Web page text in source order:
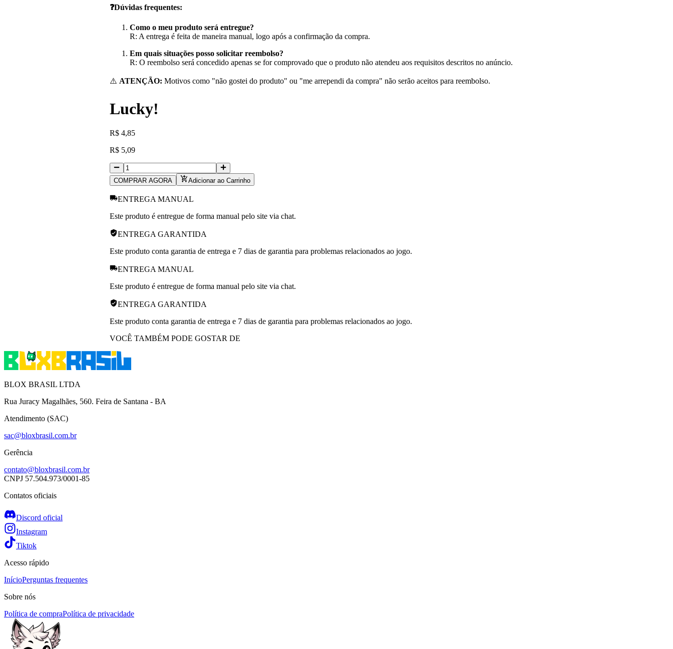
❓Dúvidas frequentes:
Como o meu produto será entregue?
R: A entrega é feita de maneira manual, logo após a confirmação da compra.
Em quais situações posso solicitar reembolso?
R: O reembolso será concedido apenas se for comprovado que o produto não atendeu aos requisitos descritos no anúncio.
⚠️ ATENÇÃO: Motivos como "não gostei do produto" ou "me arrependi da compra" não serão aceitos para reembolso.
Lucky!
R$ 4,85
R$ 5,09
COMPRAR AGORA Adicionar ao Carrinho
ENTREGA MANUAL
Este produto é entregue de forma manual pelo site via chat.
ENTREGA GARANTIDA
Este produto conta garantia de entrega e 7 dias de garantia para problemas relacionados ao jogo.
ENTREGA MANUAL
Este produto é entregue de forma manual pelo site via chat.
ENTREGA GARANTIDA
Este produto conta garantia de entrega e 7 dias de garantia para problemas relacionados ao jogo.
VOCÊ TAMBÉM PODE GOSTAR DE
BLOX BRASIL LTDA
Rua Juracy Magalhães, 560. Feira de Santana - BA
Atendimento (SAC)
sac@bloxbrasil.com.br
Gerência
contato@bloxbrasil.com.br
CNPJ 57.504.973/0001-85
Contatos oficiais
Discord oficial
Instagram
Tiktok
Acesso rápido
InícioPerguntas frequentes
Sobre nós
Política de compraPolítica de privacidade